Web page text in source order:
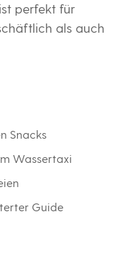
perfekt für
als auch
Snacks
Wassertaxi
Guide